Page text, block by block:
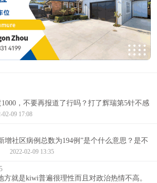
，不要再报道了行吗？打了辉瑞第5针不感
02-09 17:08
增社区病例总数为194例”是个什么意思？是不
2022-02-09 13:35
方就是kiwi普遍很理性而且对政治热情不高。